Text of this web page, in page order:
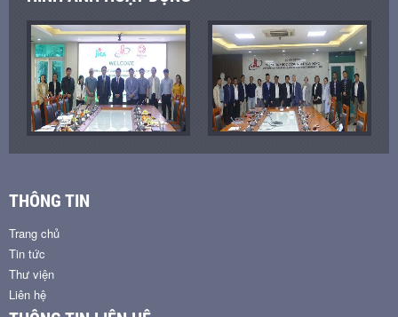
THÔNG TIN
Trang chủ
Tin tức
Thư viện
Liên hệ